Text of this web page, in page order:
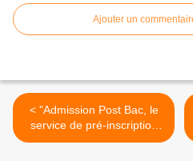
Ajouter un
< "Admission Post Bac, le
service de pré-inscription
dans l'enseignement